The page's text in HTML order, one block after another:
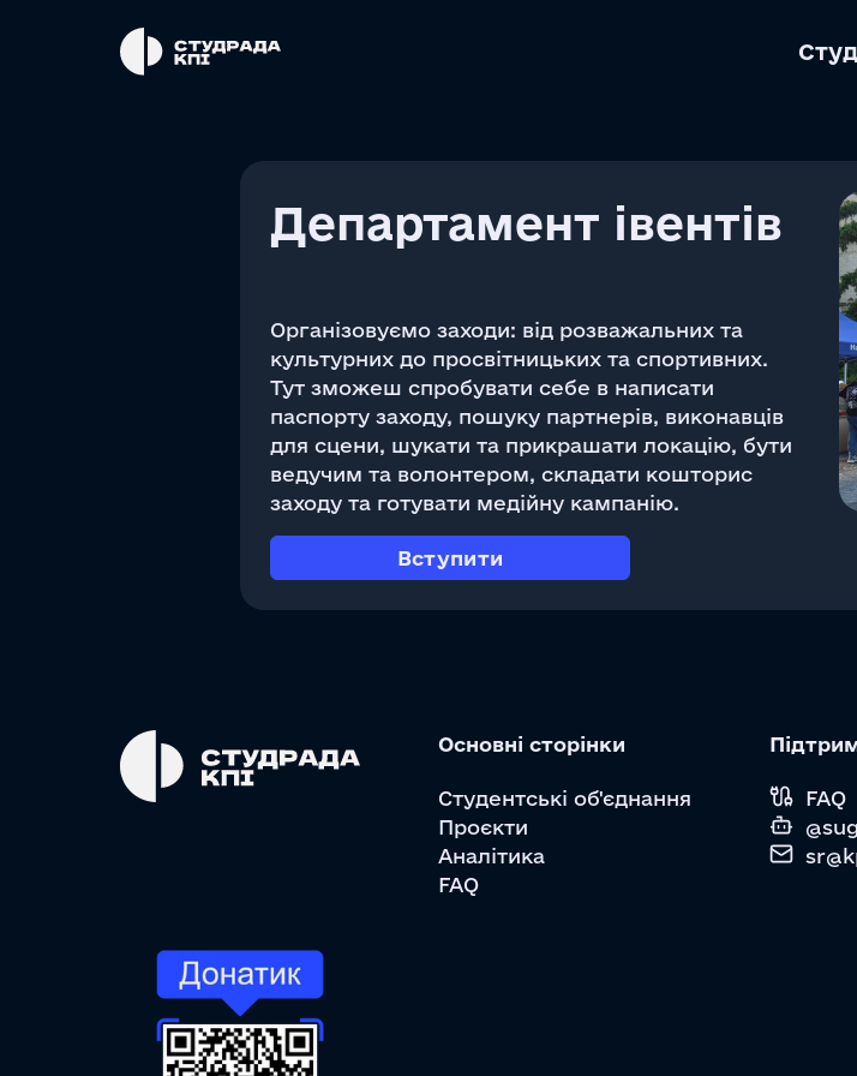
Департамент івентів
Організовуємо заходи: від розважальних та
культурних до просвітницьких та спортивних.
Тут зможеш спробувати себе в написати
паспорту заходу, пошуку партнерів, виконавців
для сцени, шукати та прикрашати локацію, бути
ведучим та волонтером, складати кошторис
заходу та готувати медійну кампанію.
Вступити
Основні сторінки
Cтудентські об'єднання
Проєкти
Аналітика
FAQ
FAQ